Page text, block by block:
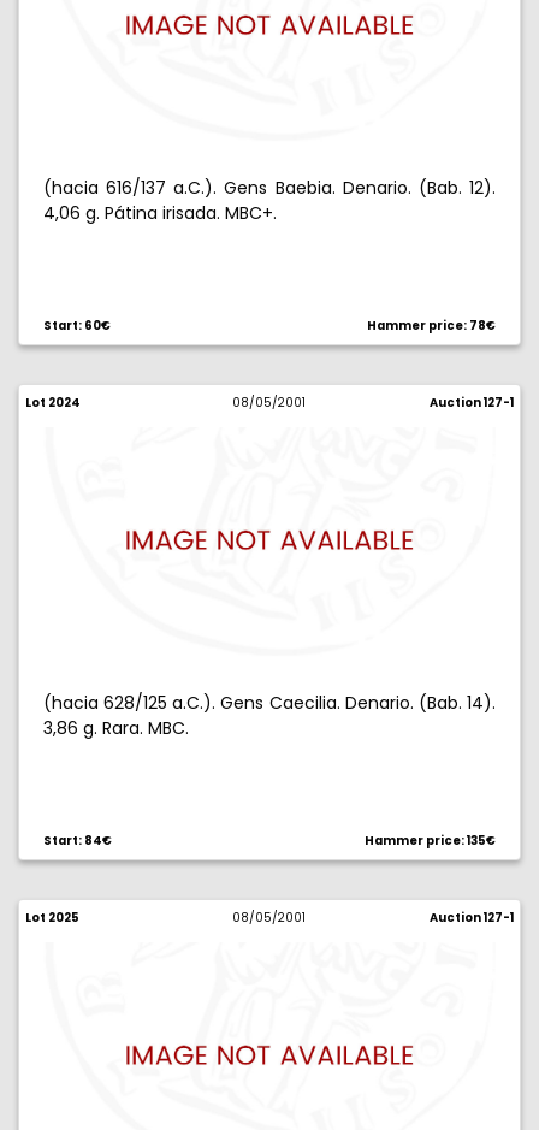
(hacia 616/137 a.C.). Gens Baebia. Denario. (Bab. 12).
4,06 g. Pátina irisada. MBC+.
Start: 60€ Hammer price: 78€
Lot 2024 08/05/2001 Auction 127-1
(hacia 628/125 a.C.). Gens Caecilia. Denario. (Bab. 14).
3,86 g. Rara. MBC.
Start: 84€ Hammer price: 135€
Lot 2025 08/05/2001 Auction 127-1